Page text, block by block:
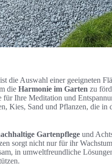
die Auswahl einer geeigneten
die Harmonie im Garten zu
für Ihre Meditation und
Kies, Sand und Pflanzen, die in
Gartenpflege und
sorgt nicht nur für ihr
in umweltfreundliche